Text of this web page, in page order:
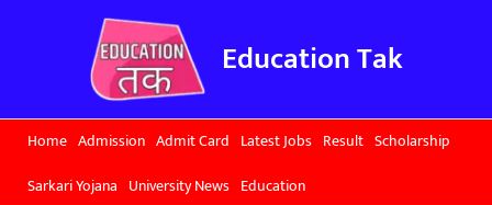
Education Tak
Home Admission Admit Card Latest Jobs Result Scholarship
Sarkari Yojana University News Education